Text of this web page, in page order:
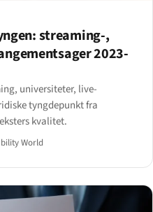
streaming-,
2023-
universiteter, live-
tyngdepunkt fra
kvalitet.
World